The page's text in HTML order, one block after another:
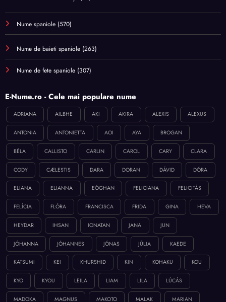
Nume spaniole (570)
Nume de baieti spaniole (263)
Nume de fete spaniole (307)
E-Nume.ro - Cele mai populare nume
ADRIANA AILBHE AKI AKIRA ALEXIS ALEXUS
ANTONIA ANTONIETTA AOI AYA BROGAN
BÉLA CALLISTO CARLIN CAROL CARY CLARA
CODY CÆLESTIS DARA DORAN DÁVID DÓRA
ELIANA ELIANNA EÓGHAN FELICIANA FELICITÁS
FELÍCIA FLÓRA FRANCISCA FRIDA GINA HEVA
HEYDAR IHSAN IONATAN JANA JUN
JÓHANNA JÓHANNES JÓNAS JÚLIA KAEDE
KATSUMI KEI KHURSHID KIN KOHAKU KOU
KYO KYOU LEILA LIAM LILA LÚCÁS
MADOKA MAGNUS MAKOTO MALAK MARIAN